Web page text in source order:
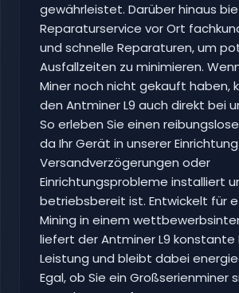
gewährleistet. Darüber hinaus
Reparaturservice vor Ort
und schnelle Reparaturen, um
Ausfallzeiten zu minimieren.
Miner noch nicht gekauft haben,
den Antminer L9 auch direkt bei
So erleben Sie einen
da Ihr Gerät in unserer
Versandverzögerungen oder
Einrichtungsprobleme installiert
betriebsbereit ist. Entwickelt für
Mining in einem
liefert der Antminer L9 konstante
Leistung und bleibt dabei
Egal, ob Sie ein Großserienminer